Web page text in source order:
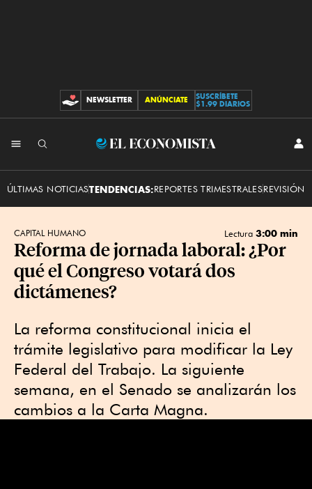
CONTRIBUCIONES
NEWSLETTER ANÚNCIATE
SUSCRÍBETE
$1.99 DIARIOS
El
ÚLTIMAS NOTICIASTENDENCIAS:REPORTES TRIMESTRALESREVISIÓN
CAPITAL HUMANO Lectura 3:00 min
Reforma de jornada laboral: ¿Por
qué el Congreso votará dos
dictámenes?
La reforma constitucional inicia el
trámite legislativo para modificar la Ley
Federal del Trabajo. La siguiente
semana, en el Senado se analizarán los
cambios a la Carta Magna.